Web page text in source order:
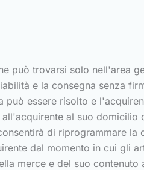
può trovarsi solo nell'area
e la consegna senza
essere risolto e
al suo domicilio
di riprogrammare
dal momento in cui gli
merce e del suo contenuto